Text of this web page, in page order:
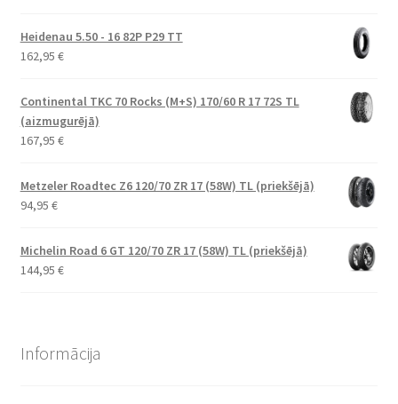
Heidenau 5.50 - 16 82P P29 TT
162,95 €
Continental TKC 70 Rocks (M+S) 170/60 R 17 72S TL
(aizmugurējā)
167,95 €
Metzeler Roadtec Z6 120/70 ZR 17 (58W) TL (priekšējā)
94,95 €
Michelin Road 6 GT 120/70 ZR 17 (58W) TL (priekšējā)
144,95 €
Informācija